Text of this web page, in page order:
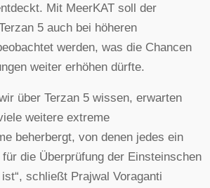
Mit MeerKAT soll der
5 auch bei höheren
werden, was die Chancen
weiter erhöhen dürfte.
über Terzan 5 wissen, erwarten
weitere extreme
beherbergt, von denen jedes ein
die Überprüfung der Einsteinschen
schließt Prajwal Voraganti